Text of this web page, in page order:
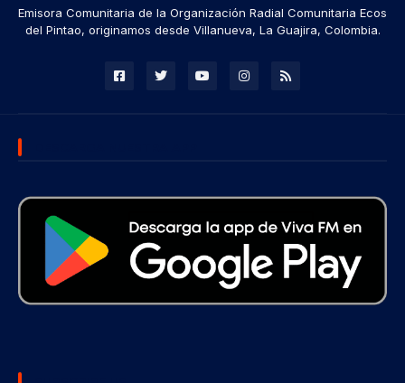
Emisora Comunitaria de la Organización Radial Comunitaria Ecos
del Pintao, originamos desde Villanueva, La Guajira, Colombia.